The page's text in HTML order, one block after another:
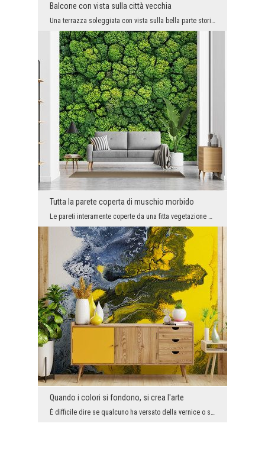
Balcone con vista sulla città vecchia
Una terrazza soleggiata con vista sulla bella parte storica della città è un lusso disponibile so...
Tutta la parete coperta di muschio morbido
Le pareti interamente coperte da una fitta vegetazione al posto del fotomurale o della vernice so...
Quando i colori si fondono, si crea l'arte
È difficile dire se qualcuno ha versato della vernice o se questo interessante mosaico è stato cr...